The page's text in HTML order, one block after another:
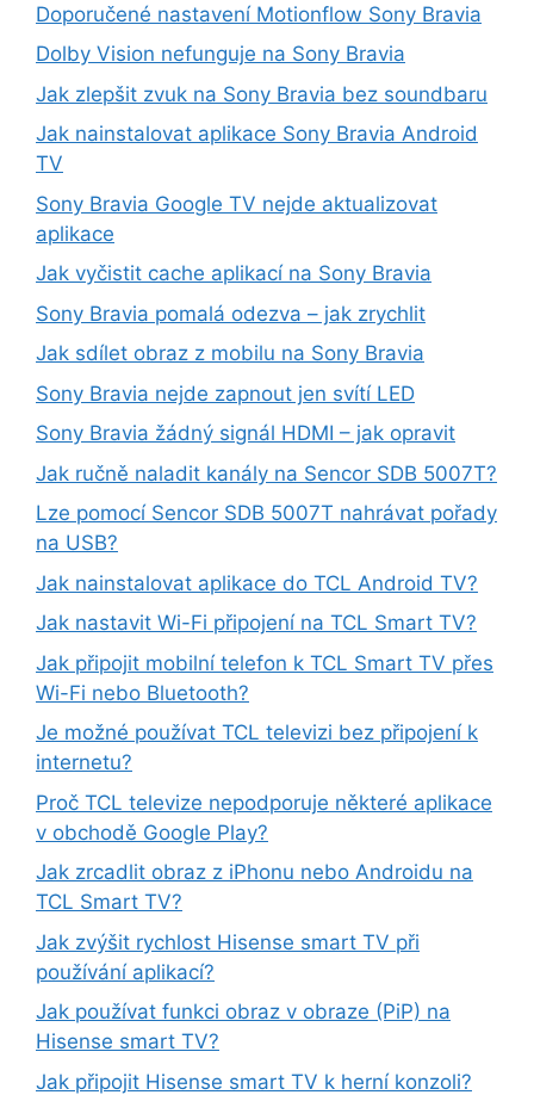
Doporučené nastavení Motionflow Sony Bravia
Dolby Vision nefunguje na Sony Bravia
Jak zlepšit zvuk na Sony Bravia bez soundbaru
Jak nainstalovat aplikace Sony Bravia Android
TV
Sony Bravia Google TV nejde aktualizovat
aplikace
Jak vyčistit cache aplikací na Sony Bravia
Sony Bravia pomalá odezva – jak zrychlit
Jak sdílet obraz z mobilu na Sony Bravia
Sony Bravia nejde zapnout jen svítí LED
Sony Bravia žádný signál HDMI – jak opravit
Jak ručně naladit kanály na Sencor SDB 5007T?
Lze pomocí Sencor SDB 5007T nahrávat pořady
na USB?
Jak nainstalovat aplikace do TCL Android TV?
Jak nastavit Wi-Fi připojení na TCL Smart TV?
Jak připojit mobilní telefon k TCL Smart TV přes
Wi-Fi nebo Bluetooth?
Je možné používat TCL televizi bez připojení k
internetu?
Proč TCL televize nepodporuje některé aplikace
v obchodě Google Play?
Jak zrcadlit obraz z iPhonu nebo Androidu na
TCL Smart TV?
Jak zvýšit rychlost Hisense smart TV při
používání aplikací?
Jak používat funkci obraz v obraze (PiP) na
Hisense smart TV?
Jak připojit Hisense smart TV k herní konzoli?